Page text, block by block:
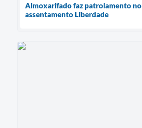
Almoxarifado faz patrolamento no
assentamento Liberdade